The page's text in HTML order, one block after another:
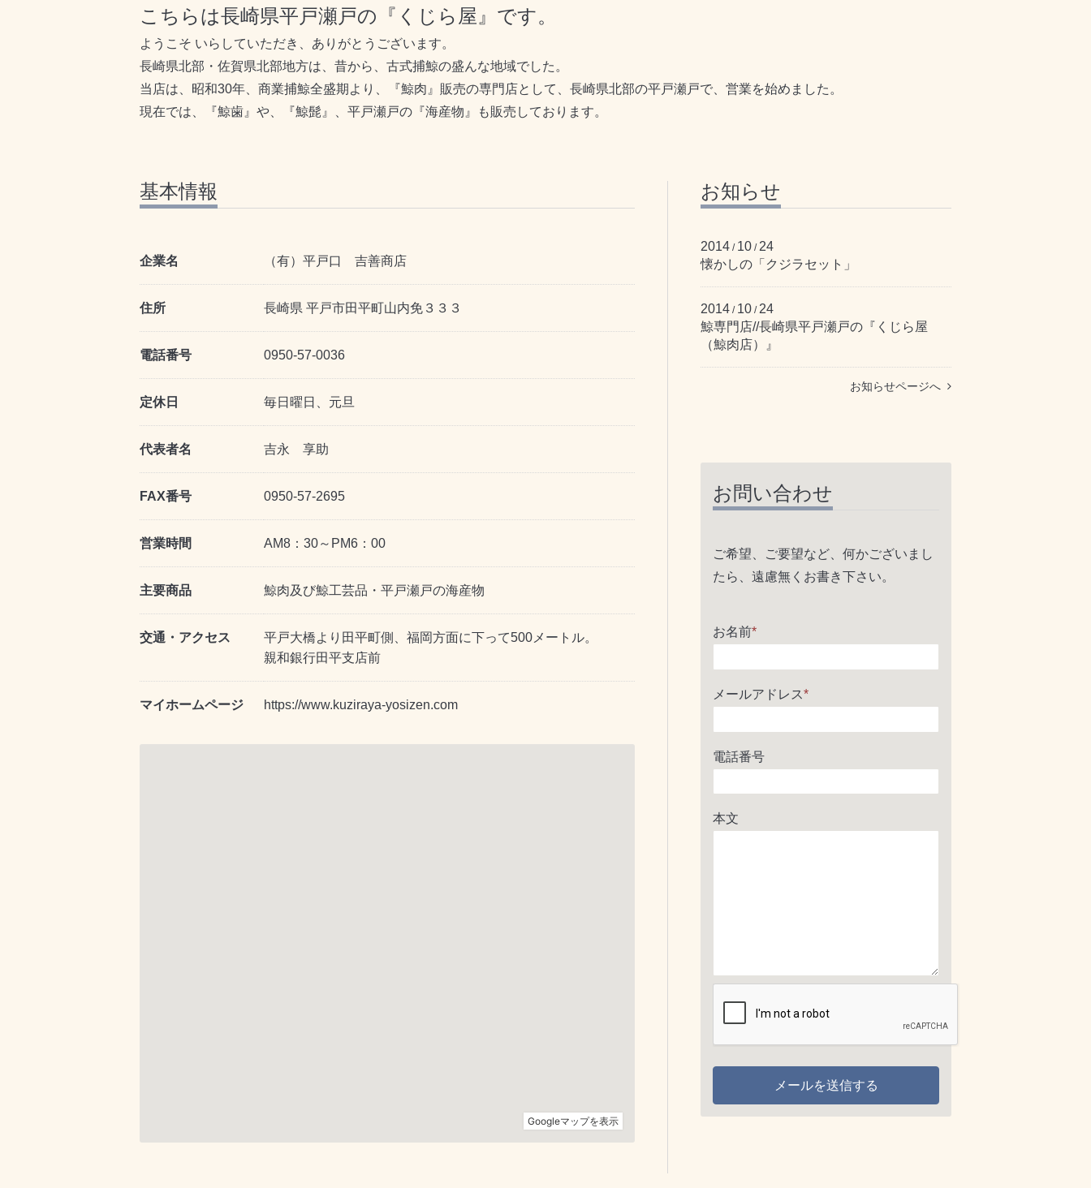
こちらは長崎県平戸瀬戸の『くじら屋』です。
ようこそ いらしていただき、ありがとうございます。
長崎県北部・佐賀県北部地方は、昔から、古式捕鯨の盛んな地域でした。
当店は、昭和30年、商業捕鯨全盛期より、『鯨肉』販売の専門店として、長崎県北部の平戸瀬戸で、営業を始めました。
現在では、『鯨歯』や、『鯨髭』、平戸瀬戸の『海産物』も販売しております。
基本情報
企業名 （有）平戸口 吉善商店
住所 長崎県 平戸市田平町山内免３３３
電話番号 0950-57-0036
定休日 毎日曜日、元旦
代表者名 吉永 享助
FAX番号 0950-57-2695
営業時間 AM8：30～PM6：00
主要商品 鯨肉及び鯨工芸品・平戸瀬戸の海産物
交通・アクセス
平戸大橋より田平町側、福岡方面に下って500メートル。
親和銀行田平支店前
マイホームページ https://www.kuziraya-yosizen.com
お知らせ
2014 / 10 / 24
懐かしの「クジラセット」
2014 / 10 / 24
鯨専門店//長崎県平戸瀬戸の『くじら屋
（鯨肉店）』
お知らせページへ
お問い合わせ
ご希望、ご要望など、何かございまし
たら、遠慮無くお書き下さい。
お名前*
メールアドレス*
電話番号
本文